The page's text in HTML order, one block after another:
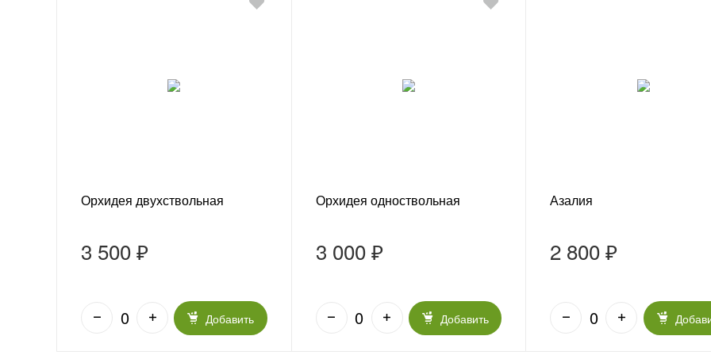
Орхидея двухствольная
3 500 ₽
Добавить
Орхидея одноствольная
3 000 ₽
Добавить
Азалия
2 800 ₽